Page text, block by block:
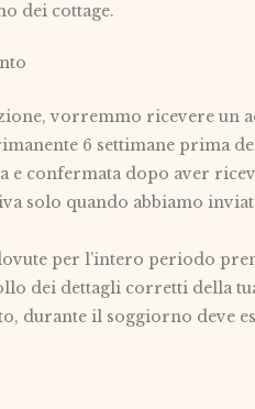
dei cottage.
vorremmo ricevere un
6 settimane prima
e confermata dopo aver
solo quando abbiamo
per l’intero periodo
dei dettagli corretti della
durante il soggiorno deve